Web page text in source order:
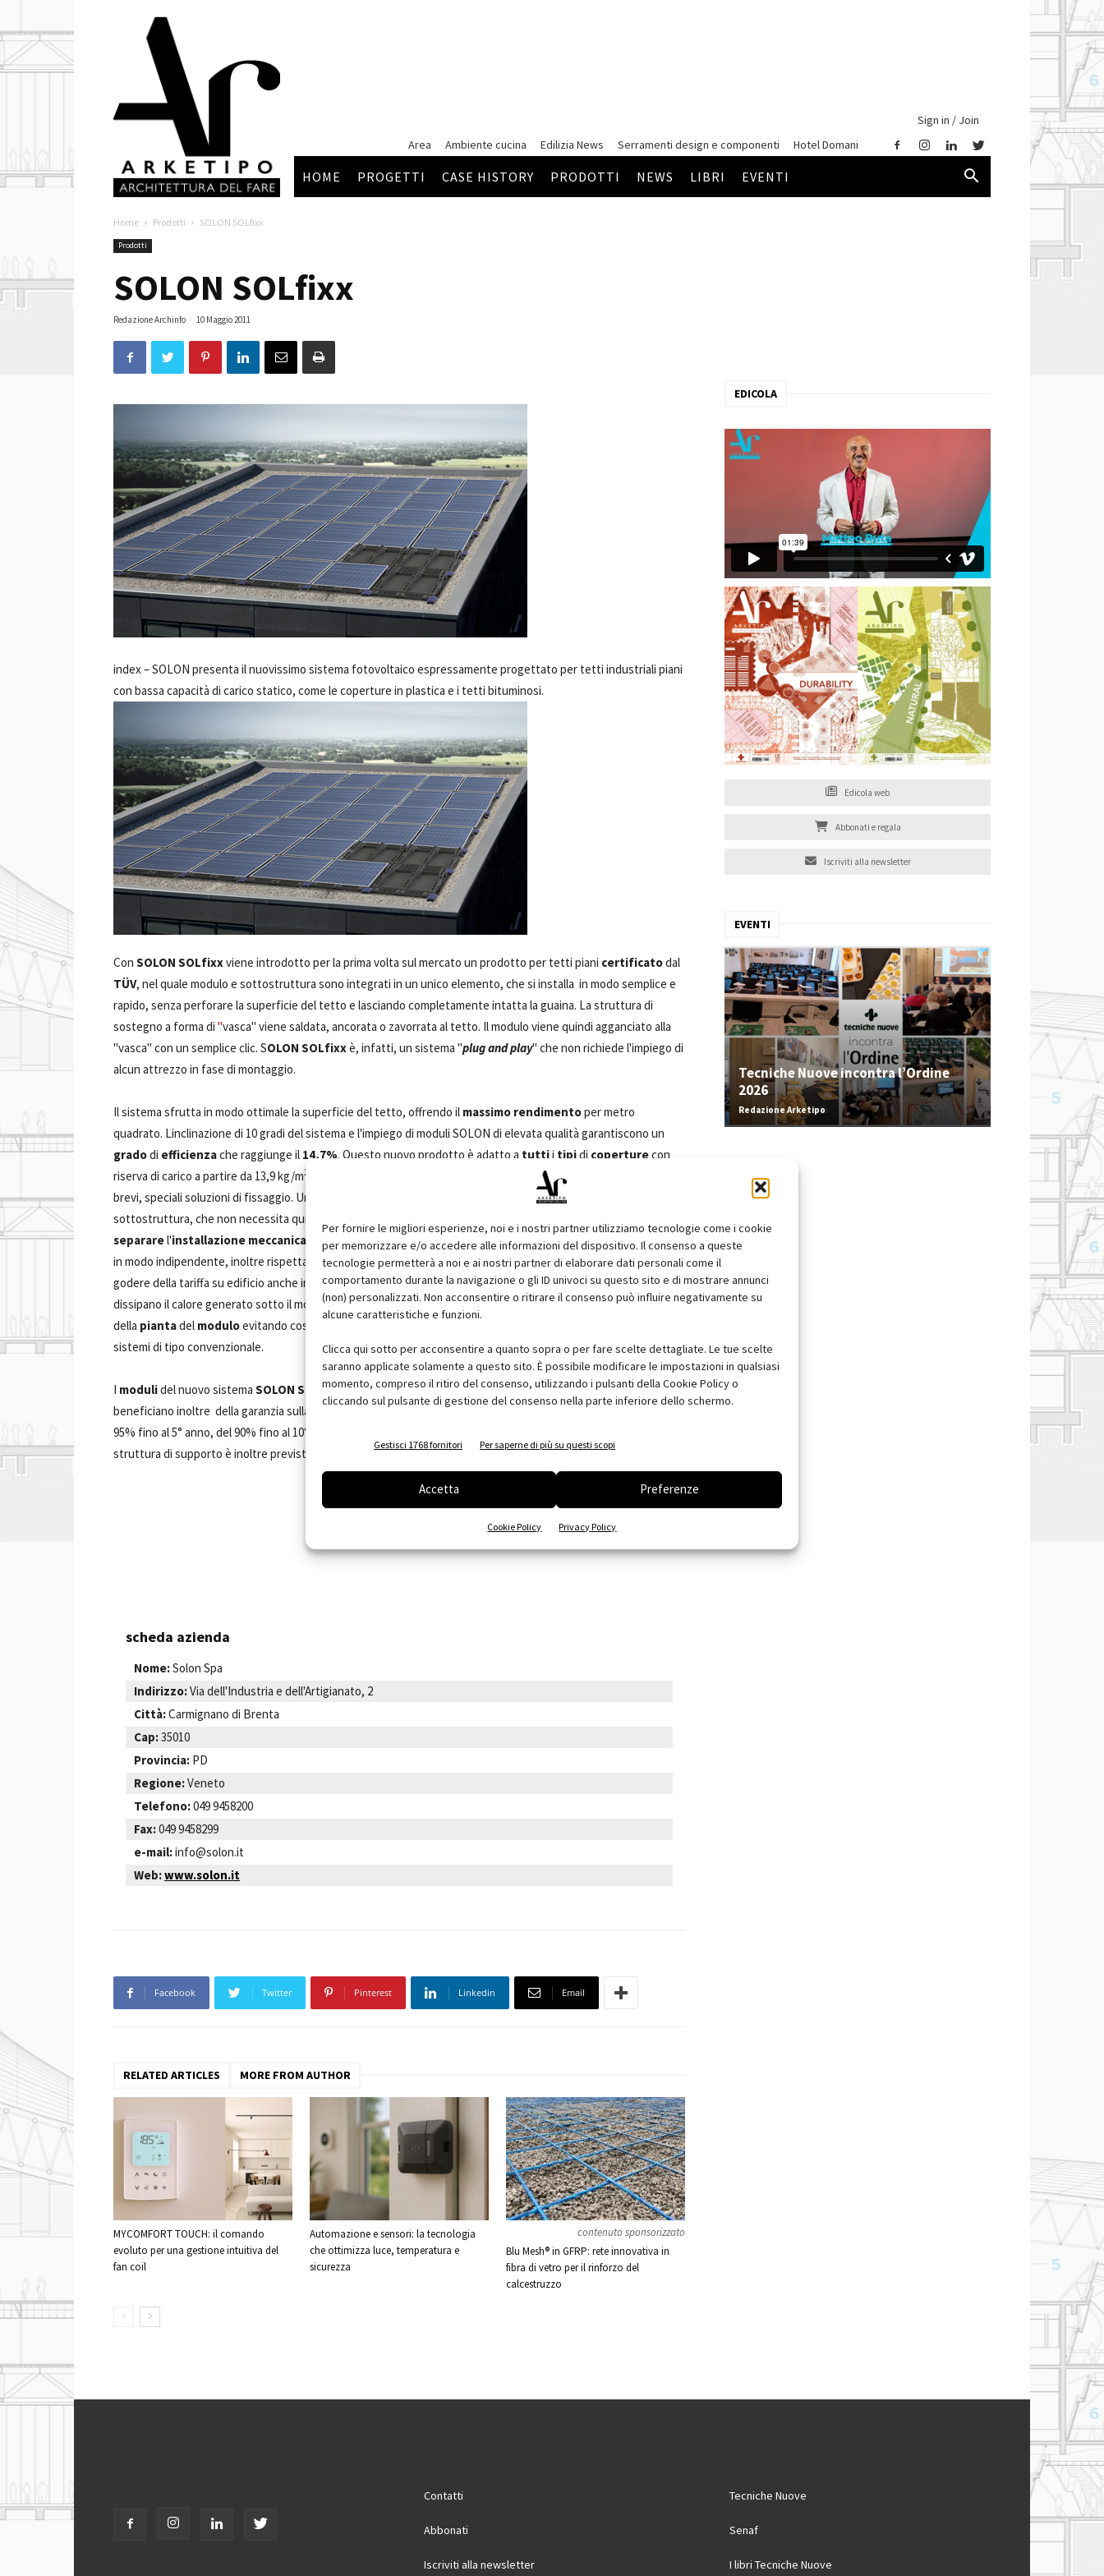
Per fornire le migliori esperienze, noi e i nostri partner utilizziamo tecnologie come i cookie
per memorizzare e/o accedere alle informazioni del dispositivo. Il consenso a queste
tecnologie permetterà a noi e ai nostri partner di elaborare dati personali come il
comportamento durante la navigazione o gli ID univoci su questo sito e di mostrare annunci
(non) personalizzati. Non acconsentire o ritirare il consenso può influire negativamente su
alcune caratteristiche e funzioni.
Clicca qui sotto per acconsentire a quanto sopra o per fare scelte dettagliate. Le tue scelte
saranno applicate solamente a questo sito. È possibile modificare le impostazioni in qualsiasi
momento, compreso il ritiro del consenso, utilizzando i pulsanti della Cookie Policy o
cliccando sul pulsante di gestione del consenso nella parte inferiore dello schermo.
Gestisci 1768 fornitori Per saperne di più su questi scopi
Accetta Preferenze
Cookie Policy Privacy Policy
Arketipo
Sign in / Join
Area
Ambiente cucina Edilizia News Serramenti design e componenti Hotel Domani
HOME PROGETTI CASE HISTORY PRODOTTI NEWS LIBRI EVENTI
Home Prodotti SOLON SOLfixx
Prodotti
SOLON SOLfixx
Redazione Archinfo - 10 Maggio 2011
index –SOLON presenta il nuovissimo sistema fotovoltaico espressamente progettato per tetti industriali piani
con bassa capacità di carico statico, come le coperture in plastica e i tetti bituminosi.
Con SOLON SOLfixxviene introdotto per la prima volta sul mercato un prodotto per tetti piani certificatodal
TÜV, nel quale modulo e sottostruttura sono integrati in un unico elemento, che si installa in modo semplice e
rapido, senza perforare la superficie del tetto e lasciando completamente intatta la guaina. La struttura di
sostegno a forma di "vasca" viene saldata, ancorata o zavorrata al tetto. Il modulo viene quindi agganciato alla
"vasca" con un semplice clic. SOLON SOLfixxè, infatti, un sistema "plug and play" che non richiede l'impiego di
alcun attrezzo in fase di montaggio.
Il sistema sfrutta in modo ottimale la superficie del tetto, offrendo il massimo rendimentoper metro
quadrato. Linclinazione di 10 gradi del sistema e l'impiego di moduli SOLON di elevata qualità garantiscono un
gradodi efficienzache raggiunge il 14,7%. Questo nuovo prodotto è adatto a tuttii tipidi coperturecon
riserva di carico a partire da 13,9 kg/m2
. Per le membrane bituminose e sintetiche saranno disponibili, in tempi
brevi, speciali soluzioni di fissaggio. Un altro vantaggio di
passacavigià
sottostruttura, che non necessita quindi di essere fornito a parte. Questo sistema consente inoltre di
separarel'installazione meccanica da quellaelettrica permettendo così a lattonieri ed elettricisti di lavorare
in modo indipendente, inoltre rispetta il requisito di altezza massima inferioreai30 cmpermettendo di
godere della tariffa su edificio anche in assenza di balaustra. E' provvisto dicanali di ventilazioneche
dissipano il calore generato sotto il modulo. Il prodotto rispetta anche il tetto: il caricosidistribuisce sul70%
della piantadel moduloevitando così i carichi lineari che possono originarsi in corrispondenza dei binari nei
sistemi di tipo convenzionale.
I modulidel nuovo sistema SOLON SOLfixxsono disponibili nella gamma di potenza da 255 a 290 Wp e
beneficiano inoltre della garanzia sulla potenza SOLON a cinque livelli che assicura un rendimento minimo del
95% fino al 5° anno, del 90% fino al 10°, dell'87% fino al 15°, dell'83% fino al 20° e dell’80% fino al 25°. Per la
struttura di supporto è inoltre prevista una garanzia di 10 anni che può essere estesa anche fino a 25.
scheda azienda
Nome:Solon Spa
Indirizzo:Via dell'Industria e dell'Artigianato, 2
Città:Carmignano di Brenta
Cap:35010
Provincia: PD
Regione:Veneto
Telefono:049 9458200
Fax:049 9458299
e-mail:info@solon.it
Web:www.solon.it
Facebook Twitter Pinterest Linkedin Email
RELATED ARTICLES MORE FROM AUTHOR
MYCOMFORT TOUCH: il comando
evoluto per una gestione intuitiva del
fan coil
Automazione e sensori: la tecnologia
che ottimizza luce, temperatura e
sicurezza
contenuto sponsorizzato
Blu Mesh® in GFRP: rete innovativa in
fibra di vetro per il rinforzo del
calcestruzzo
EDICOLA
Edicola web
Abbonati e regala
Iscriviti alla newsletter
EVENTI
Tecniche Nuove incontra l’Ordine
2026
Redazione Arketipo
Contatti
Abbonati
Iscriviti alla newsletter
Tecniche Nuove
Senaf
I libri Tecniche Nuove